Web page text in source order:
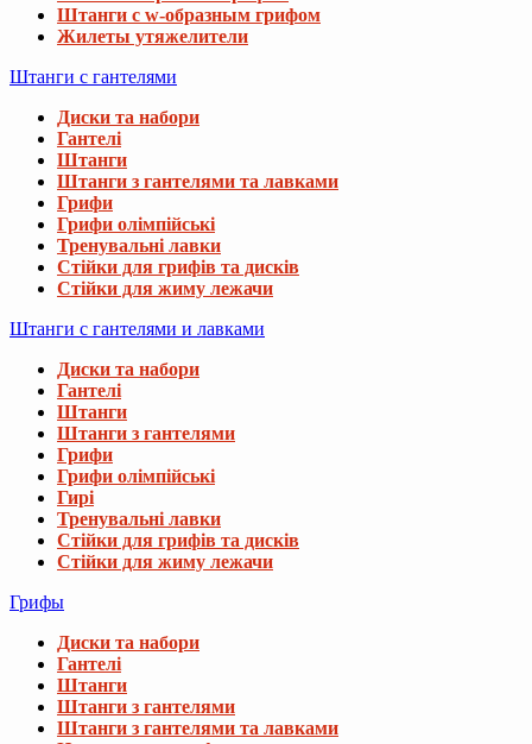
Штанги с w-образным грифом
Жилеты утяжелители
Штанги с гантелями
Диски та набори
Гантелі
Штанги
Штанги з гантелями та лавками
Грифи
Грифи олімпійські
Тренувальні лавки
Стійки для грифів та дисків
Стійки для жиму лежачи
Штанги с гантелями и лавками
Диски та набори
Гантелі
Штанги
Штанги з гантелями
Грифи
Грифи олімпійські
Гирі
Тренувальні лавки
Стійки для грифів та дисків
Стійки для жиму лежачи
Грифы
Диски та набори
Гантелі
Штанги
Штанги з гантелями
Штанги з гантелями та лавками